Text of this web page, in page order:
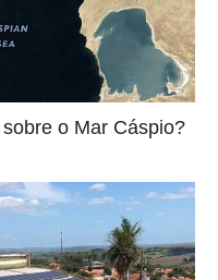
o Mar Cáspio?